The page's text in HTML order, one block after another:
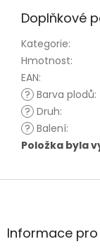
Doplňkové
Kategorie:
Hmotnost:
EAN:
? Barva plodů:
? Druh:
? Balení:
Položka byla
Z
aInformace